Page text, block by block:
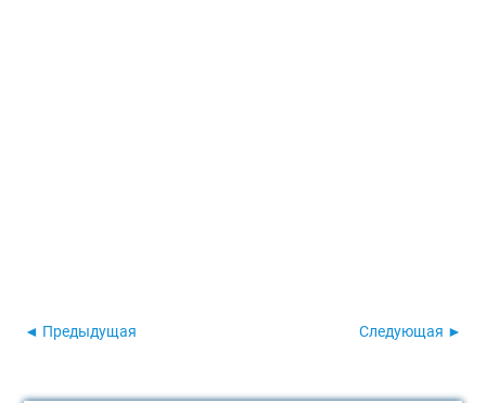
◄ Предыдущая Следующая ►